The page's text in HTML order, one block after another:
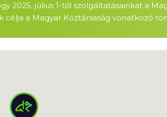
2025. július 1-től szolgáltatásainkat a
célja a Magyar Köztársaság vonatkozó